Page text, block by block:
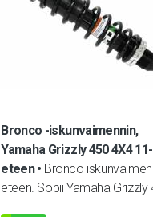
Bronco -iskunvaimennin,
Yamaha Grizzly 450 4X4
eteen
Bronco
eteen. Sopii Yamaha Grizzly